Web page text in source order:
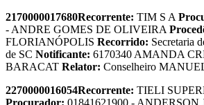
2170000017680Recorrente: TIM S A
- ANDRE GOMES DE OLIVEIRA
FLORIANÓPOLIS Recorrido: Secretaria
de SC Notificante: 6170340 AMANDA
BARACAT Relator: Conselheiro
2270000016054Recorrente: TIELI
Procurador: 01841621900 -